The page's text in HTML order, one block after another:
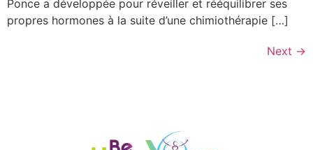
Ponce a développée pour réveiller et rééquilibrer ses
propres hormones à la suite d’une chimiothérapie […]
Next →